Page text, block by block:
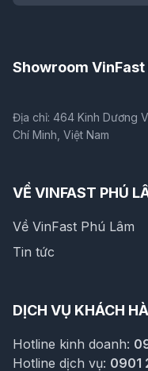
Showroom VinFast
Địa chỉ: 464 Kinh Dương
Chí Minh, Việt Nam
VỀ VINFAST PHÚ
Về VinFast Phú Lâm
Tin tức
DỊCH VỤ KHÁCH
Hotline kinh doanh:
Hotline dịch vụ: 0901